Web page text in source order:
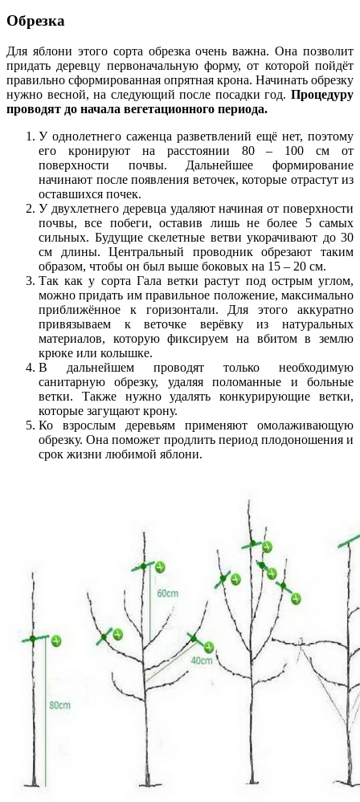
Обрезка
Для яблони этого сорта обрезка очень важна. Она позволит
придать деревцу первоначальную форму, от которой пойдёт
правильно сформированная опрятная крона. Начинать обрезку
нужно весной, на следующий после посадки год. Процедуру
проводят до начала вегетационного периода.
У однолетнего саженца разветвлений ещё нет, поэтому
его кронируют на расстоянии 80 – 100 см от
поверхности почвы. Дальнейшее формирование
начинают после появления веточек, которые отрастут из
оставшихся почек.
У двухлетнего деревца удаляют начиная от поверхности
почвы, все побеги, оставив лишь не более 5 самых
сильных. Будущие скелетные ветви укорачивают до 30
см длины. Центральный проводник обрезают таким
образом, чтобы он был выше боковых на 15 – 20 см.
Так как у сорта Гала ветки растут под острым углом,
можно придать им правильное положение, максимально
приближённое к горизонтали. Для этого аккуратно
привязываем к веточке верёвку из натуральных
материалов, которую фиксируем на вбитом в землю
крюке или колышке.
В дальнейшем проводят только необходимую
санитарную обрезку, удаляя поломанные и больные
ветки. Также нужно удалять конкурирующие ветки,
которые загущают крону.
Ко взрослым деревьям применяют омолаживающую
обрезку. Она поможет продлить период плодоношения и
срок жизни любимой яблони.